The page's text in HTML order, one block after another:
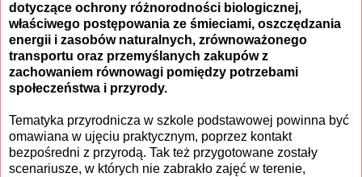
dotyczące ochrony różnorodności biologicznej,
właściwego postępowania ze śmieciami, oszczędzania
energii i zasobów naturalnych, zrównoważonego
transportu oraz przemyślanych zakupów z
zachowaniem równowagi pomiędzy potrzebami
społeczeństwa i przyrody.
Tematyka przyrodnicza w szkole podstawowej powinna być
omawiana w ujęciu praktycznym, poprzez kontakt
bezpośredni z przyrodą. Tak też przygotowane zostały
scenariusze, w których nie zabrakło zajęć w terenie,